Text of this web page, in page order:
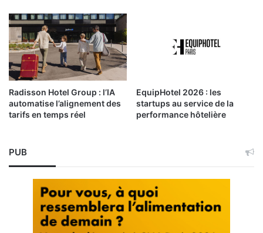
Radisson Hotel Group : l’IA
automatise l’alignement des
tarifs en temps réel
EquipHotel 2026 : les
startups au service de la
performance hôtelière
PUB